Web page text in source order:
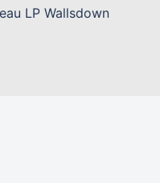
LP Wallsdown